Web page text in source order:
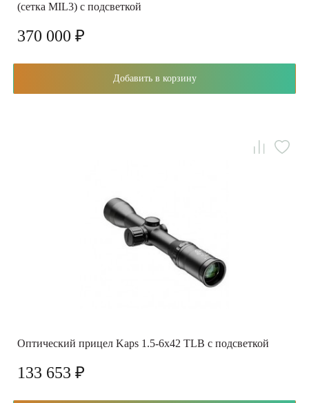
(сетка MIL3) с подсветкой
370 000 ₽
Добавить в корзину
Оптический прицел Kaps 1.5-6x42 TLB с подсветкой
133 653 ₽